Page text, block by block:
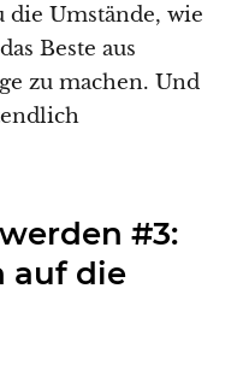
Umstände, wie
Beste aus
zu machen. Und
#3:
auf die